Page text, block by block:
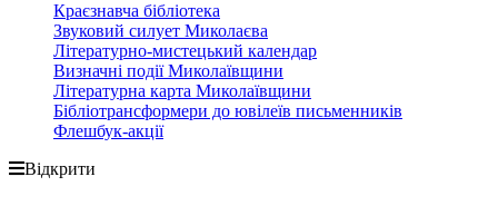
Краєзнавча бібліотека
Звуковий силует Миколаєва
Літературно-мистецький календар
Визначні події Миколаївщини
Літературна карта Миколаївщини
Бібліотрансформери до ювілеїв письменників
Флешбук-акції
Відкрити